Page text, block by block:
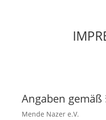
Angaben gemäß
Mende Nazer e.V.